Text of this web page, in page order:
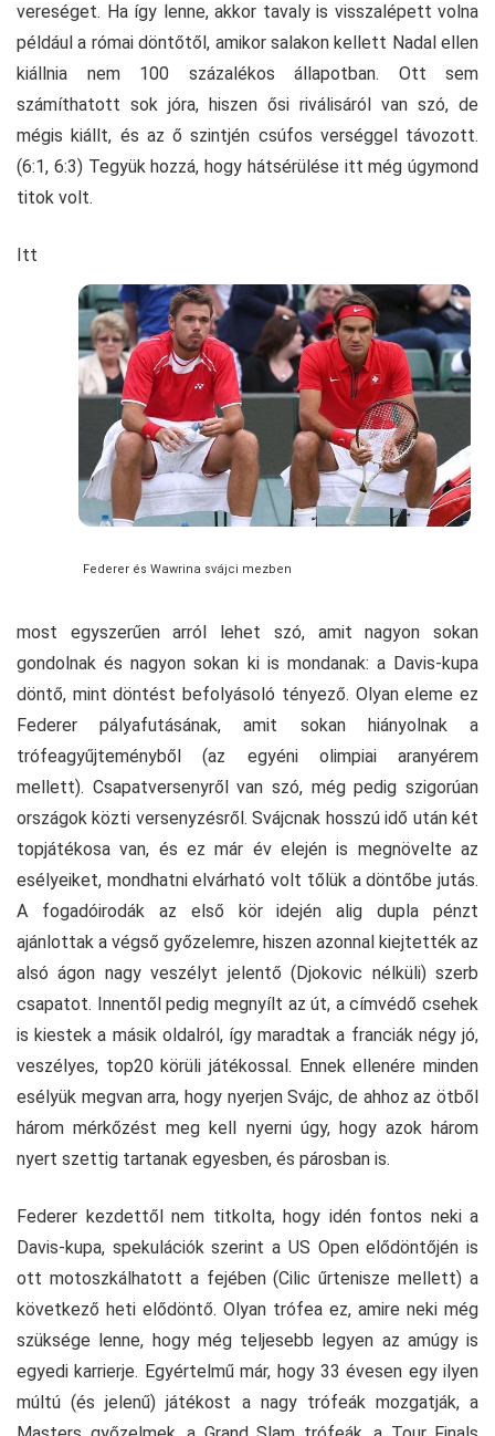
vereséget. Ha így lenne, akkor tavaly is visszalépett volna
például a római döntőtől, amikor salakon kellett Nadal ellen
kiállnia nem 100 százalékos állapotban. Ott sem
számíthatott sok jóra, hiszen ősi riválisáról van szó, de
mégis kiállt, és az ő szintjén csúfos verséggel távozott.
(6:1, 6:3) Tegyük hozzá, hogy hátsérülése itt még úgymond
titok volt.
Federer és Wawrina svájci mezben
Itt
most egyszerűen arról lehet szó, amit nagyon sokan
gondolnak és nagyon sokan ki is mondanak: a Davis-kupa
döntő, mint döntést befolyásoló tényező. Olyan eleme ez
Federer pályafutásának, amit sokan hiányolnak a
trófeagyűjteményből (az egyéni olimpiai aranyérem
mellett). Csapatversenyről van szó, még pedig szigorúan
országok közti versenyzésről. Svájcnak hosszú idő után két
topjátékosa van, és ez már év elején is megnövelte az
esélyeiket, mondhatni elvárható volt tőlük a döntőbe jutás.
A fogadóirodák az első kör idején alig dupla pénzt
ajánlottak a végső győzelemre, hiszen azonnal kiejtették az
alsó ágon nagy veszélyt jelentő (Djokovic nélküli) szerb
csapatot. Innentől pedig megnyílt az út, a címvédő csehek
is kiestek a másik oldalról, így maradtak a franciák négy jó,
veszélyes, top20 körüli játékossal. Ennek ellenére minden
esélyük megvan arra, hogy nyerjen Svájc, de ahhoz az ötből
három mérkőzést meg kell nyerni úgy, hogy azok három
nyert szettig tartanak egyesben, és párosban is.
Federer kezdettől nem titkolta, hogy idén fontos neki a
Davis-kupa, spekulációk szerint a US Open elődöntőjén is
ott motoszkálhatott a fejében (Cilic űrtenisze mellett) a
következő heti elődöntő. Olyan trófea ez, amire neki még
szüksége lenne, hogy még teljesebb legyen az amúgy is
egyedi karrierje. Egyértelmű már, hogy 33 évesen egy ilyen
múltú (és jelenű) játékost a nagy trófeák mozgatják, a